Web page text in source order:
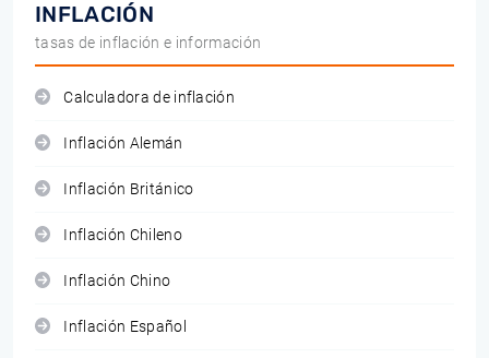
INFLACIÓN
tasas de inflación e información
Calculadora de inflación
Inflación Alemán
Inflación Británico
Inflación Chileno
Inflación Chino
Inflación Español